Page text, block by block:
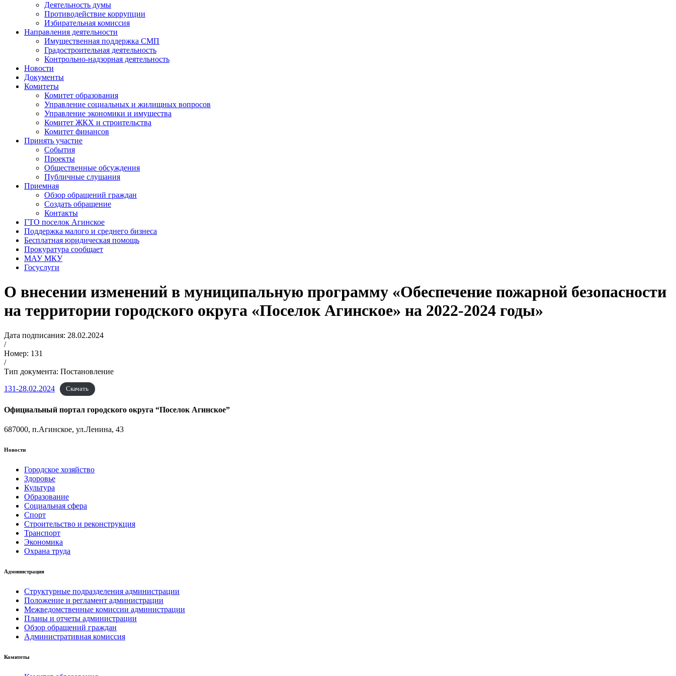
Деятельность думы
Противодействие коррупции
Избирательная комиссия
Направления деятельности
Имущественная поддержка СМП
Градостроительная деятельность
Контрольно-надзорная деятельность
Новости
Документы
Комитеты
Комитет образования
Управление социальных и жилищных вопросов
Управление экономики и имущества
Комитет ЖКХ и строительства
Комитет финансов
Принять участие
События
Проекты
Общественные обсуждения
Публичные слушания
Приемная
Обзор обращений граждан
Создать обращение
Контакты
ГТО поселок Агинское
Поддержка малого и среднего бизнеса
Бесплатная юридическая помощь
Прокуратура сообщает
МАУ МКУ
Госуслуги
О внесении изменений в муниципальную программу «Обеспечение пожарной безопасности
на территории городского округа «Поселок Агинское» на 2022-2024 годы»
Дата подписания: 28.02.2024
/
Номер: 131
/
Тип документа: Постановление
131-28.02.2024
Скачать
Официальный портал городского округа “Поселок Агинское”
687000, п.Агинское, ул.Ленина, 43
Новости
Городское хозяйство
Здоровье
Культура
Образование
Социальная сфера
Спорт
Строительство и реконструкция
Транспорт
Экономика
Охрана труда
Администрация
Структурные подразделения администрации
Положение и регламент администрации
Межведомственные комиссии администрации
Планы и отчеты администрации
Обзор обращений граждан
Административная комиссия
Комитеты